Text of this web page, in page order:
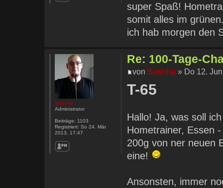
super Spaß!
somit alles im
ich hab morgen den
Re: 100-Tage-
vonSascha » Do 12.
T-65
Hallo! Ja, was soll
Hometrainer, Essen
200g von ner neuen
eine!
Ansonsten, immer
Sascha
Administrator
Beiträge: 1103
Registriert: So 24. Mär
2013, 17:47